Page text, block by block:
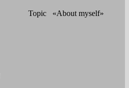
Topic «About myself»